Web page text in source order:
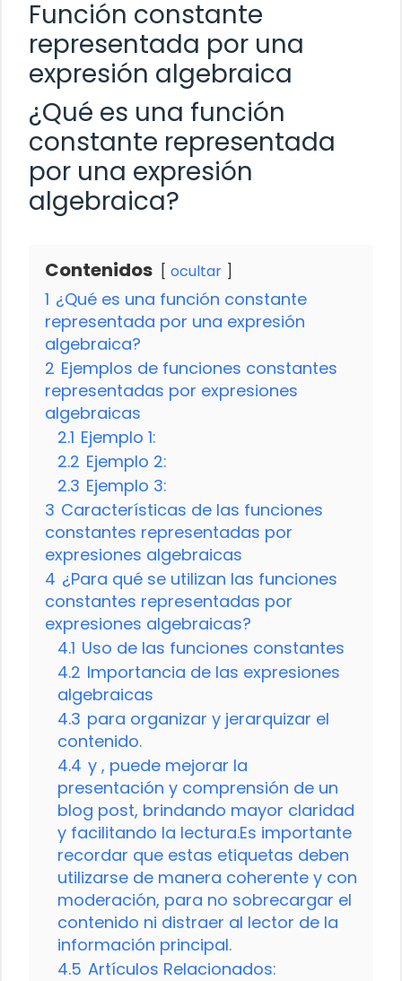
Función constante
representada por una
expresión algebraica
¿Qué es una función
constante representada
por una expresión
algebraica?
Contenidos ocultar
1 ¿Qué es una función constante
representada por una expresión
algebraica?
2 Ejemplos de funciones constantes
representadas por expresiones
algebraicas
2.1 Ejemplo 1:
2.2 Ejemplo 2:
2.3 Ejemplo 3:
3 Características de las funciones
constantes representadas por
expresiones algebraicas
4 ¿Para qué se utilizan las funciones
constantes representadas por
expresiones algebraicas?
4.1 Uso de las funciones constantes
4.2 Importancia de las expresiones
algebraicas
4.3 para organizar y jerarquizar el
contenido.
4.4 y , puede mejorar la
presentación y comprensión de un
blog post, brindando mayor claridad
y facilitando la lectura.Es importante
recordar que estas etiquetas deben
utilizarse de manera coherente y con
moderación, para no sobrecargar el
contenido ni distraer al lector de la
información principal.
4.5 Artículos Relacionados: